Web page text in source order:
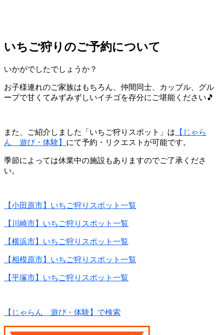
いちご狩りのご予約について
いかがでしたでしょうか？
お子様連れのご家族はもちろん、仲間同士、カップル、グル
ープで甘くてみずみずしいイチゴを存分にご堪能ください🎵
また、ご紹介しました「いちご狩りスポット」は 【じゃら
ん 遊び・体験】 にて予約・リクエストが可能です。
季節によっては休業中の施設もありますのでご了承くださ
い。
【小田原市】いちご狩りスポット一覧
【川崎市】いちご狩りスポット一覧
【横浜市】いちご狩りスポット一覧
【相模原市】いちご狩りスポット一覧
【平塚市】いちご狩りスポット一覧
【じゃらん 遊び・体験】で検索